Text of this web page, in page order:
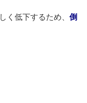
く低下するため、 倒